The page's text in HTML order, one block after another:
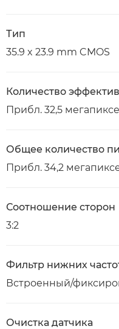
Тип
35.9 x 23.9 mm CMOS
Количество
Прибл. 32,5
Общее количество
Прибл. 34,2
Соотношение сторон
3:2
Фильтр нижних
Встроенный/
Очистка датчика